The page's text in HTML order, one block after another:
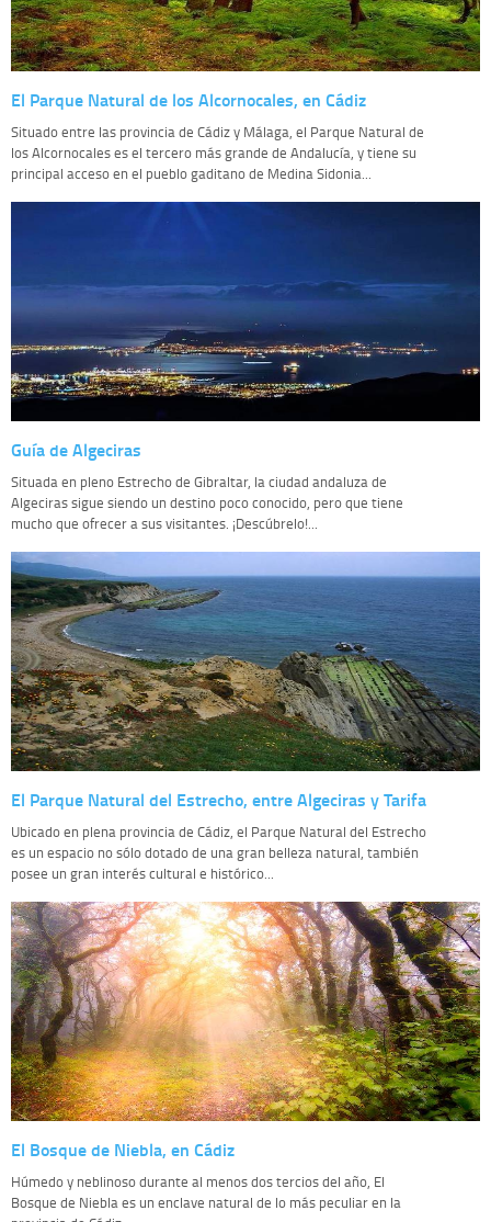
El Parque Natural de los Alcornocales, en Cádiz
Situado entre las provincia de Cádiz y Málaga, el Parque Natural de
los Alcornocales es el tercero más grande de Andalucía, y tiene su
principal acceso en el pueblo gaditano de Medina Sidonia...
Guía de Algeciras
Situada en pleno Estrecho de Gibraltar, la ciudad andaluza de
Algeciras sigue siendo un destino poco conocido, pero que tiene
mucho que ofrecer a sus visitantes. ¡Descúbrelo!...
El Parque Natural del Estrecho, entre Algeciras y Tarifa
Ubicado en plena provincia de Cádiz, el Parque Natural del Estrecho
es un espacio no sólo dotado de una gran belleza natural, también
posee un gran interés cultural e histórico...
El Bosque de Niebla, en Cádiz
Húmedo y neblinoso durante al menos dos tercios del año, El
Bosque de Niebla es un enclave natural de lo más peculiar en la